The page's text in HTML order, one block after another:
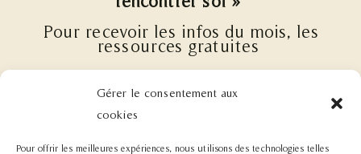
Gérer le consentement aux
cookies
Pour offrir les meilleures expériences, nous utilisons des technologies telles
Pour recevoir les infos du mois, les
ressources gratuites
et les prochains événements (cours,
ateliers, stages, immersions etc.)